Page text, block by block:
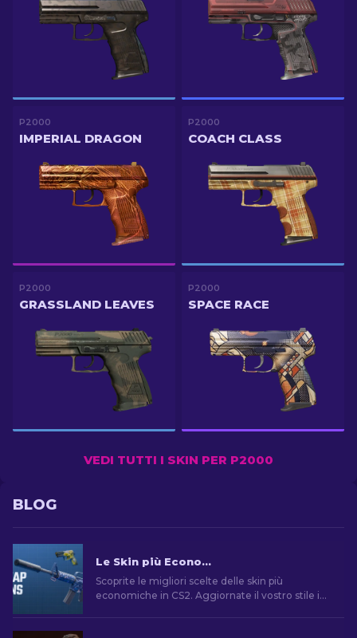
P2000
IMPERIAL DRAGON
P2000
COACH CLASS
P2000
GRASSLAND LEAVES
P2000
SPACE RACE
VEDI TUTTI I SKIN PER P2000
BLOG
Le Skin più Economiche in CS2 [2026]
Scoprite le migliori scelte delle skin più
economiche in CS2. Aggiornate il vostro stile in